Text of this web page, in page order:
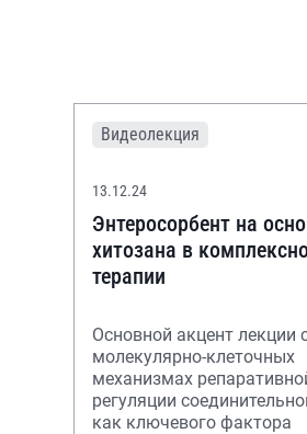
Видеолекция
13.12.24
Энтеросорбент на
хитозана в
терапии
Основной акцент лекции
молекулярно-клеточных
механизмах
регуляции
как ключевого фактора